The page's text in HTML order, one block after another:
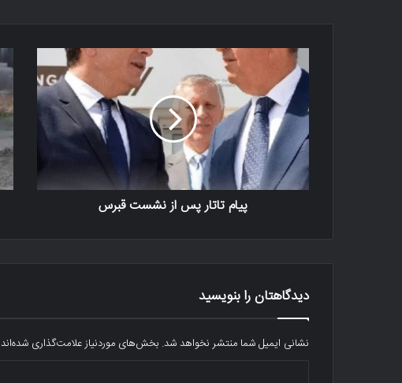
پیام تاتار پس از نشست قبرس
دیدگاهتان را بنویسید
نشانی ایمیل شما منتشر نخواهد شد. بخش‌های موردنیاز علامت‌گذاری شده‌اند